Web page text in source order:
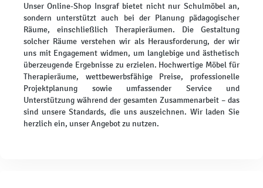
Unser Online-Shop Insgraf bietet nicht nur Schulmöbel an,
sondern unterstützt auch bei der Planung pädagogischer
Räume, einschließlich Therapieräumen. Die Gestaltung
solcher Räume verstehen wir als Herausforderung, der wir
uns mit Engagement widmen, um langlebige und ästhetisch
überzeugende Ergebnisse zu erzielen. Hochwertige Möbel für
Therapieräume, wettbewerbsfähige Preise, professionelle
Projektplanung sowie umfassender Service und
Unterstützung während der gesamten Zusammenarbeit – das
sind unsere Standards, die uns auszeichnen. Wir laden Sie
herzlich ein, unser Angebot zu nutzen.